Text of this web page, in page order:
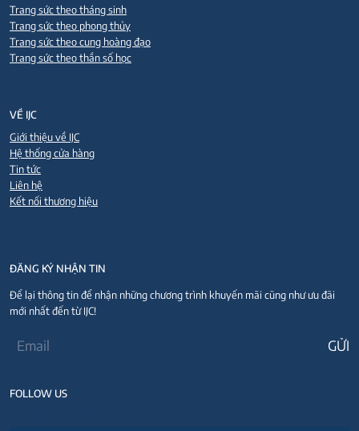
Trang sức theo tháng sinh
Trang sức theo phong thủy
Trang sức theo cung hoàng đạo
Trang sức theo thần số học
VỀ IJC
Giới thiệu về IJC
Hệ thống cửa hàng
Tin tức
Liên hệ
Kết nối thương hiệu
ĐĂNG KÝ NHẬN TIN
Để lại thông tin để nhận những chương trình khuyến mãi cũng như ưu đãi
mới nhất đến từ IJC!
FOLLOW US